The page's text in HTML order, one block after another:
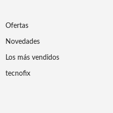
Ofertas
Novedades
Los más vendidos
tecnofix